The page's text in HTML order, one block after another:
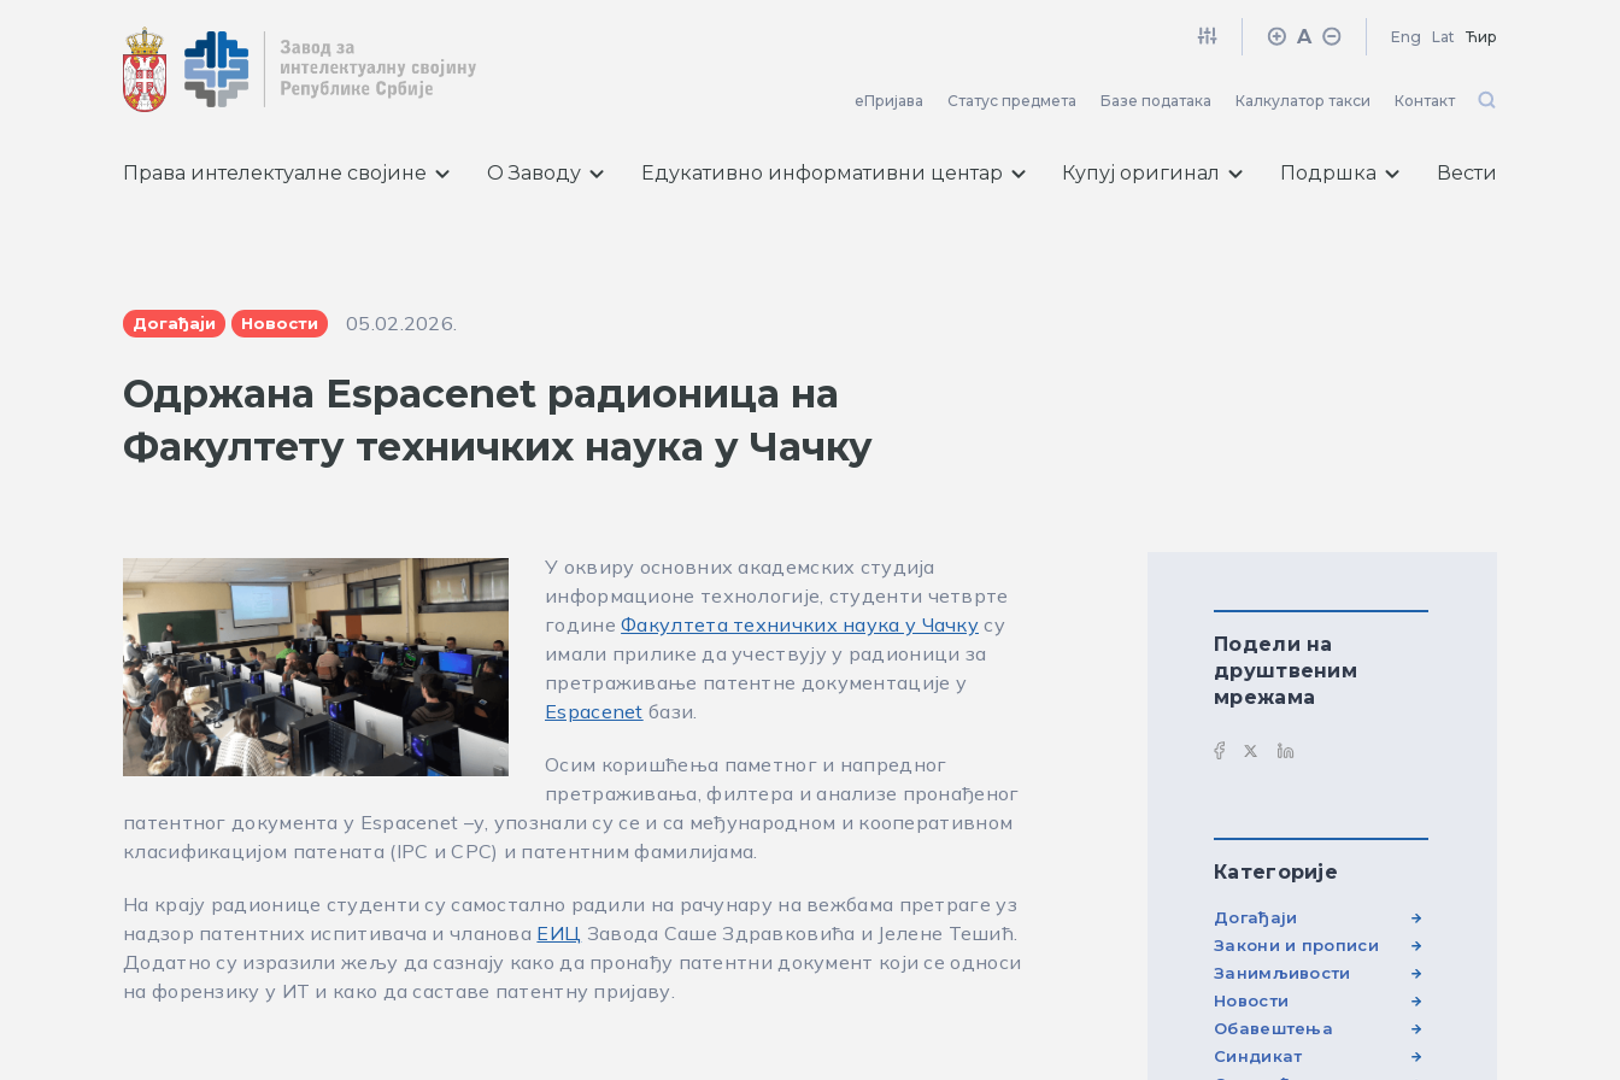
A Eng Lat Ћир
еПријава Статус предмета Базе података Калкулатор такси Контакт
Права интелектуалне својине О Заводу Едукативно информативни центар Купуј оригинал Подршка Вести
Догађаји Новости 05.02.2026.
Одржана Espacenet радионица на
Факултету техничких наука у Чачку
У оквиру основних академских студија
информационе технологије, студенти четврте
годинеФакултета техничких наука у Чачку су
имали прилике да учествују у радионици за
претраживање патентне документације у
Espacenet бази.
Осим коришћења паметног и напредног
претраживања, филтера и анализе пронађеног
патентног документа у Espacenet –у, упознали су се и са међународном и кооперативном
класификацијом патената (IPC и CPC) и патентним фамилијама.
На крају радионице студенти су самостално радили на рачунару на вежбама претраге уз
надзор патентних испитивача и чланова ЕИЦ Завода Саше Здравковића и Јелене Тешић.
Додатно су изразили жељу да сазнају како да пронађу патентни документ који се односи
на форензику у ИТ и како да саставе патентну пријаву.
Подели на
друштвеним
мрежама
Категорије
Догађаји
Закони и прописи
Занимљивости
Новости
Обавештења
Синдикат